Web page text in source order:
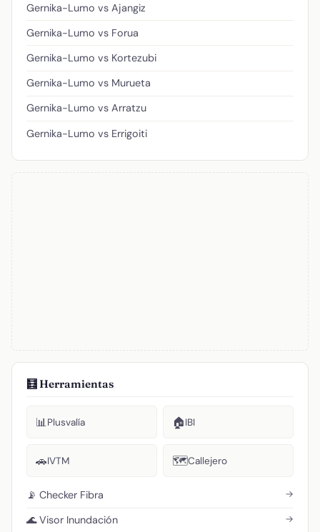
Gernika-Lumo vs Ajangiz
Gernika-Lumo vs Forua
Gernika-Lumo vs Kortezubi
Gernika-Lumo vs Murueta
Gernika-Lumo vs Arratzu
Gernika-Lumo vs Errigoiti
🧮 Herramientas
📊Plusvalía 🏠IBI
🚗IVTM 🗺️Callejero
📡 Checker Fibra →
🌊 Visor Inundación →